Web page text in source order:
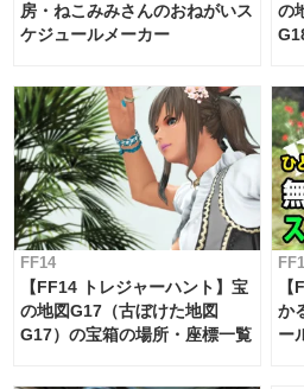
房・ねこみみさんのおねがいス
ケジュールメーカー
の
FF14
【FF14 トレジャーハント】宝
の地図G17（古ぼけた地図
G17）の宝箱の場所・座標一覧
か
ー